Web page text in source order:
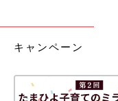
KAORIさんは「ヒート
キャンペーン